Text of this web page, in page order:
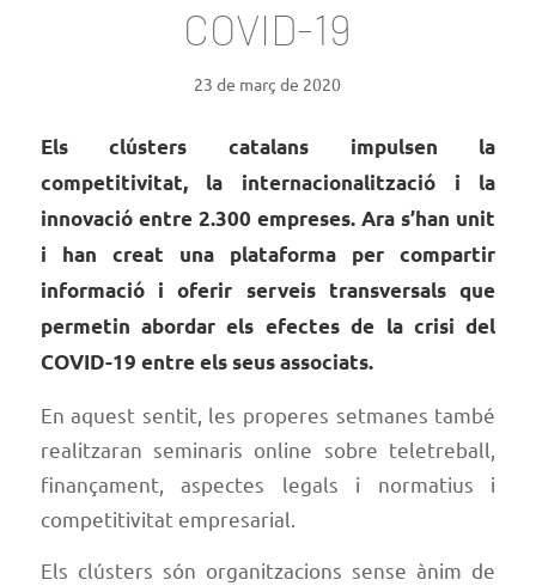
COVID-19
23 de març de 2020
Els clústers catalans impulsen la
competitivitat, la internacionalització i la
innovació entre 2.300 empreses. Ara s’han unit
i han creat una plataforma per compartir
informació i oferir serveis transversals que
permetin abordar els efectes de la crisi del
COVID-19 entre els seus associats.
En aquest sentit, les properes setmanes també
realitzaran seminaris online sobre teletreball,
finançament, aspectes legals i normatius i
competitivitat empresarial.
Els clústers són organitzacions sense ànim de